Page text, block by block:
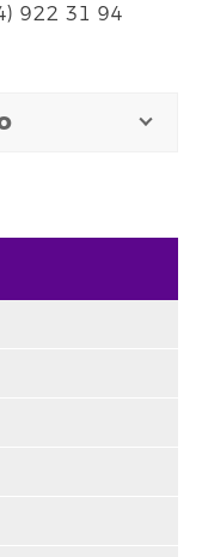
922 31 94